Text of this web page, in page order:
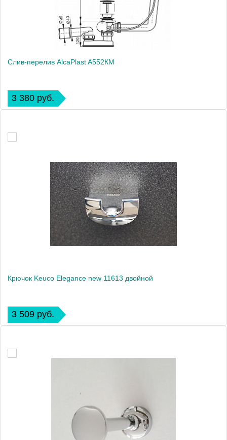
Слив-перелив AlcaPlast A552КM
3 380 руб.
Крючок Keuco Elegance new 11613 двойной
3 509 руб.